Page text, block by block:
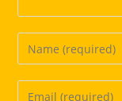
Enter
your
name
Enter